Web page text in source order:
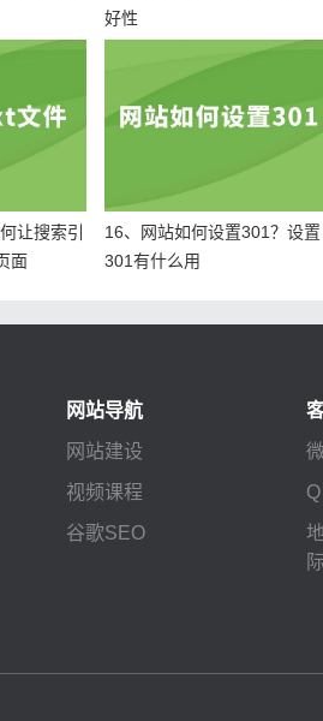
好性
让搜索引
面
16、网站如何设置301？设置
301有什么用
网站导航
网站建设
视频课程
谷歌SEO